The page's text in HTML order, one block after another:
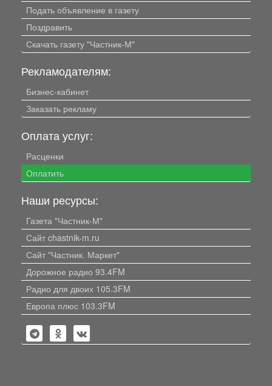
Подать объявление в газету
Поздравить
Скачать газету "Частник-М"
Рекламодателям:
Бизнес-кабинет
Заказать рекламу
Оплата услуг:
Расценки
Оплатить
Наши ресурсы:
Газета "Частник-М"
Сайт chastnik-m.ru
Сайт "Частник. Маркет"
Дорожное радио 93.4FM
Радио для двоих 105.3FM
Европа плюс 103.3FM